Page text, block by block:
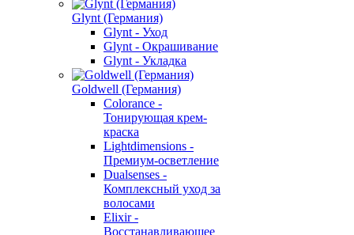
Glynt (Германия)
Glynt - Уход
Glynt - Окрашивание
Glynt - Укладка
Goldwell (Германия)
Colorance -
Тонирующая крем-
краска
Lightdimensions -
Премиум-осветление
Dualsenses -
Комплексный уход за
волосами
Elixir -
Восстанавливающее